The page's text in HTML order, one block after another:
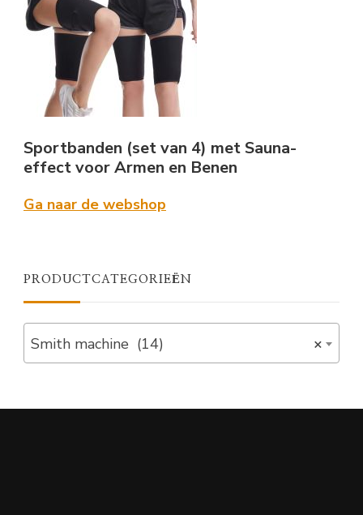
Sportbanden (set van 4) met Sauna-
effect voor Armen en Benen
Ga naar de webshop
PRODUCTCATEGORIEËN
×
Smith machine (14)